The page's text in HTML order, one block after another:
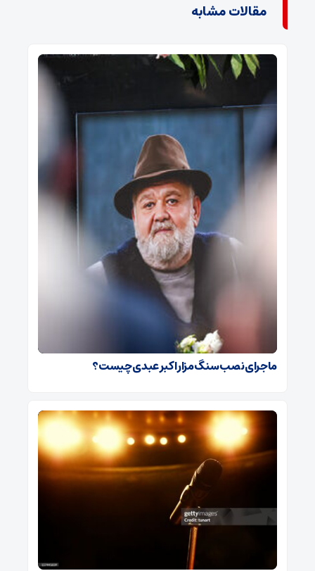
مقالات مشابه
ماجرای نصب سنگ مزار اکبر عبدی چیست؟